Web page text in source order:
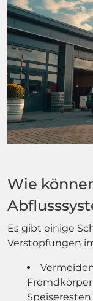
Wie
Es gibt einige
Verstopfungen